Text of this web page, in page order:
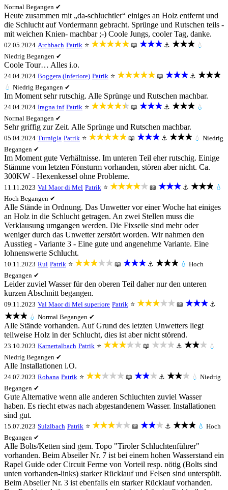
Normal Begangen ✔
Heute zusammen mit „da-schluchtler“ einiges an Holz entfernt und
die Schlucht auf Vordermann gebracht. Sprünge und Rutschen teils -
mit weichen Knien- machbar ;-) Coole Jungs, cooler Tag, danke.
02.05.2024 Archbach Patrik ⭐ ★★★★★ 📖 ★★★ ⚓ ★★★ 💧
Niedrig Begangen ✔
Coole Tour… Alles i.o.
24.04.2024 Boggera (Inferiore) Patrik ⭐ ★★★★★ 📖 ★★★ ⚓ ★★★
💧 Niedrig Begangen ✔
Im Moment sehr rutschig. Alle Sprünge und Rutschen machbar.
24.04.2024 Iragna inf Patrik ⭐ ★★★★★ 📖 ★★★ ⚓ ★★★ 💧
Normal Begangen ✔
Sehr griffig zur Zeit. Alle Sprünge und Rutschen machbar.
05.04.2024 Turnigla Patrik ⭐ ★★★★★ 📖 ★★★ ⚓ ★★★ 💧 Niedrig
Begangen ✔
Im Moment gute Verhältnisse. Im unteren Teil eher rutschig. Einige
Stämme vom letzten Fönsturm vorhanden, stören aber nicht. Ca.
300KW - Hexenkessel ohne Probleme.
11.11.2023 Val Maor di Mel Patrik ⭐ ★★★★★ 📖 ★★★ ⚓ ★★★ 💧
Hoch Begangen ✔
Alle Stände in Ordnung. Das Unwetter vor einer Woche hat einiges
an Holz in die Schlucht getragen. An zwei Stellen muss die
Verklausung umgangen werden. Die Fixseile sind mehr oder
weniger durch das Unwetter zerstört worden. Wir nahmen den
Ausstieg - Variante 3 - Eine gute und angenehme Variante. Eine
lohnenswerte Schlucht.
10.11.2023 Rui Patrik ⭐ ★★★★★ 📖 ★★★ ⚓ ★★★ 💧 Hoch
Begangen ✔
Leider zuviel Wasser für den oberen Teil daher nur den unteren
kurzen Abschnitt begangen.
09.11.2023 Val Maor di Mel superiore Patrik ⭐ ★★★★★ 📖 ★★★ ⚓
★★★ 💧 Normal Begangen ✔
Alle Stände vorhanden. Auf Grund des letzten Unwetters liegt
teilweise Holz in der Schlucht, dies ist aber nicht störend.
23.10.2023 Karnertalbach Patrik ⭐ ★★★★★ 📖 ★★★ ⚓ ★★★ 💧
Niedrig Begangen ✔
Alle Installationen i.O.
24.07.2023 Robana Patrik ⭐ ★★★★★ 📖 ★★★ ⚓ ★★★ 💧 Niedrig
Begangen ✔
Gute Alternative wenn alle anderen Schluchten zuviel Wasser
haben. Es riecht etwas nach abgestandenem Wasser. Installationen
sind gut.
15.07.2023 Sulzlbach Patrik ⭐ ★★★★★ 📖 ★★★ ⚓ ★★★ 💧 Hoch
Begangen ✔
Alle Bolts/Ketten sind gem. Topo "Tiroler Schluchtenführer"
vorhanden. Beim Abseiler Nr. 7 ist bei einem hohen Wasserstand ein
Rapel Guide oder Circuit Ferme von Vorteil resp. nötig (Bolts sind
unten vorhanden-links) starker Rücklauf und Felsen sind unterspült.
Beim Abseiler Nr. 3 ist ebenfalls ein starker Rücklauf vorhanden.